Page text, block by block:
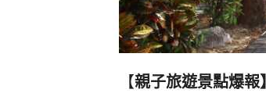
【親子旅遊景點爆報】